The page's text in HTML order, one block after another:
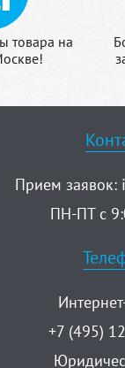
товара на
Прием заявок:
ПН-ПТ с
+7 (495)